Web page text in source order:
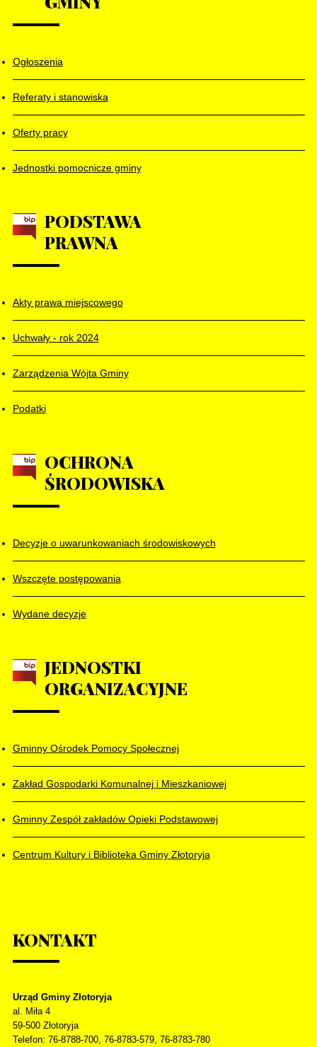
Ogłoszenia
Referaty i stanowiska
Oferty pracy
Jednostki pomocnicze gminy
PODSTAWA
PRAWNA
Akty prawa miejscowego
Uchwały - rok 2024
Zarządzenia Wójta Gminy
Podatki
OCHRONA
ŚRODOWISKA
Decyzje o uwarunkowaniach środowiskowych
Wszczęte postępowania
Wydane decyzje
JEDNOSTKI
ORGANIZACYJNE
Gminny Ośrodek Pomocy Społecznej
Zakład Gospodarki Komunalnej i Mieszkaniowej
Gminny Zespół zakładów Opieki Podstawowej
Centrum Kultury i Biblioteka Gminy Złotoryja
KONTAKT
Urząd Gminy Złotoryja
al. Miła 4
59-500 Złotoryja
Telefon: 76-8788-700, 76-8783-579, 76-8783-780